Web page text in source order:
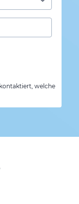
welche